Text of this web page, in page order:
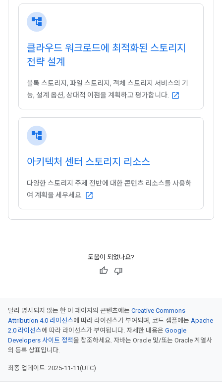
account_tree
클라우드 워크로드에 최적화된 스토리지
전략 설계
블록 스토리지, 파일 스토리지, 객체 스토리지 서비스의 기
능, 설계 옵션, 상대적 이점을 계획하고 평가합니다. open_in_new
account_tree
아키텍처 센터 스토리지 리소스
다양한 스토리지 주제 전반에 대한 콘텐츠 리소스를 사용하
여 계획을 세우세요.
open_in_new
도움이 되었나요?
달리 명시되지 않는 한 이 페이지의 콘텐츠에는 Creative Commons
Attribution 4.0 라이선스에 따라 라이선스가 부여되며, 코드 샘플에는 Apache
2.0 라이선스에 따라 라이선스가 부여됩니다. 자세한 내용은 Google
Developers 사이트 정책을 참조하세요. 자바는 Oracle 및/또는 Oracle 계열사
의 등록 상표입니다.
최종 업데이트: 2025-11-11(UTC)